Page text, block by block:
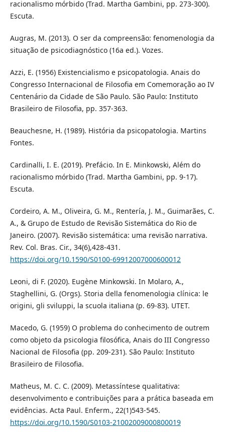
racionalismo mórbido (Trad. Martha Gambini, pp. 273-300).
Escuta.
Augras, M. (2013). O ser da compreensão: fenomenologia da
situação de psicodiagnóstico (16a ed.). Vozes.
Azzi, E. (1956) Existencialismo e psicopatologia. Anais do
Congresso Internacional de Filosofia em Comemoração ao IV
Centenário da Cidade de São Paulo. São Paulo: Instituto
Brasileiro de Filosofia, pp. 357-363.
Beauchesne, H. (1989). História da psicopatologia. Martins
Fontes.
Cardinalli, I. E. (2019). Prefácio. In E. Minkowski, Além do
racionalismo mórbido (Trad. Martha Gambini, pp. 9-17).
Escuta.
Cordeiro, A. M., Oliveira, G. M., Rentería, J. M., Guimarães, C.
A., & Grupo de Estudo de Revisão Sistemática do Rio de
Janeiro. (2007). Revisão sistemática: uma revisão narrativa.
Rev. Col. Bras. Cir., 34(6),428-431.
https://doi.org/10.1590/S0100-69912007000600012
Leoni, di F. (2020). Eugène Minkowski. In Molaro, A.,
Staghellini, G. (Orgs). Storia della fenomenologia clínica: le
origini, gli sviluppi, la scuola italiana (p. 69-83). UTET.
Macedo, G. (1959) O problema do conhecimento de outrem
como objeto da psicologia filosófica, Anais do III Congresso
Nacional de Filosofia (pp. 209-231). São Paulo: Instituto
Brasileiro de Filosofia.
Matheus, M. C. C. (2009). Metassíntese qualitativa:
desenvolvimento e contribuições para a prática baseada em
evidências. Acta Paul. Enferm., 22(1)543-545.
https://doi.org/10.1590/S0103-21002009000800019